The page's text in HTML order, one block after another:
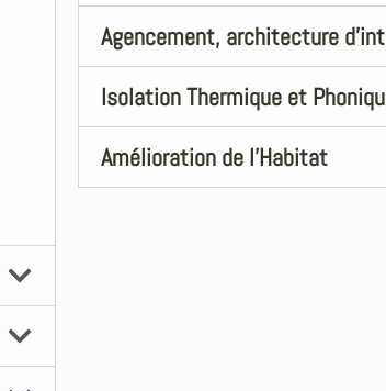
Agencement, architecture
Isolation Thermique et
Amélioration de l'Habitat